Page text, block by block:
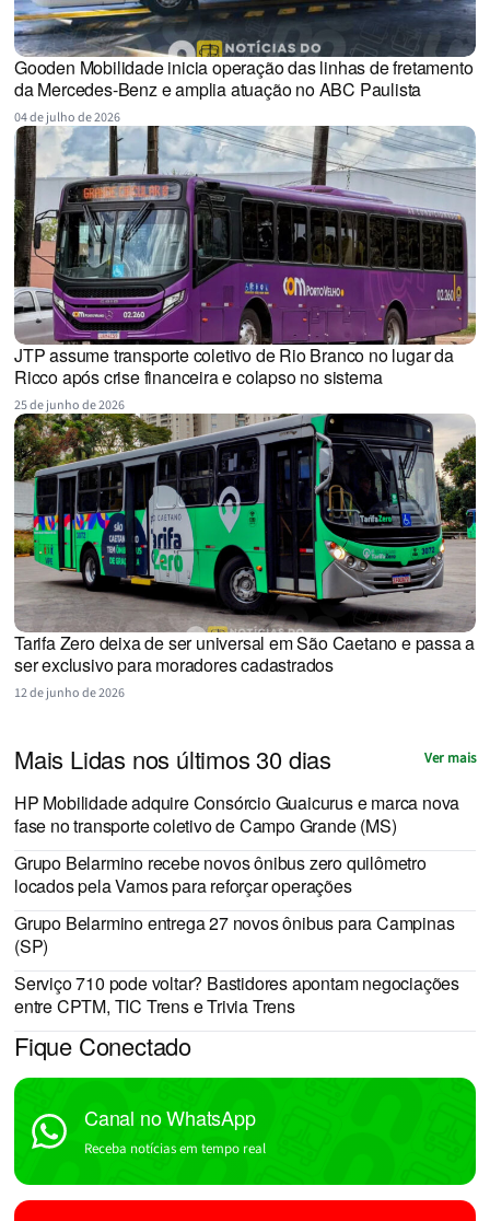
Gooden Mobilidade inicia operação das linhas de fretamento
da Mercedes-Benz e amplia atuação no ABC Paulista
04 de julho de 2026
JTP assume transporte coletivo de Rio Branco no lugar da
Ricco após crise financeira e colapso no sistema
25 de junho de 2026
Tarifa Zero deixa de ser universal em São Caetano e passa a
ser exclusivo para moradores cadastrados
12 de junho de 2026
Mais Lidas nos últimos 30 dias Ver mais
HP Mobilidade adquire Consórcio Guaicurus e marca nova
fase no transporte coletivo de Campo Grande (MS)
Grupo Belarmino recebe novos ônibus zero quilômetro
locados pela Vamos para reforçar operações
Grupo Belarmino entrega 27 novos ônibus para Campinas
(SP)
Serviço 710 pode voltar? Bastidores apontam negociações
entre CPTM, TIC Trens e Trivia Trens
Fique Conectado
Canal no WhatsApp
Receba notícias em tempo real